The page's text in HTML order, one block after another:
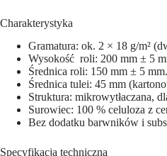
Charakterystyka
Gramatura: ok. 2 × 18 g/m²
Wysokość roli: 200 mm ± 5
Średnica roli: 150 mm ± 5 mm.
Średnica tulei: 45 mm
Struktura: mikrowytłaczana,
Surowiec: 100 % celuloza z
Bez dodatku barwników i
Specyfikacja techniczna